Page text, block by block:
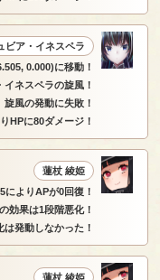
ビア・イネスペラ
0.000)に移動！
イネスペラの旋風！
旋風の発動に失敗！
HPに80ダメージ！
蓮杖 綾姫
によりAPが0回復！
効果は1段階悪化！
は発動しなかった！
蓮杖 綾姫